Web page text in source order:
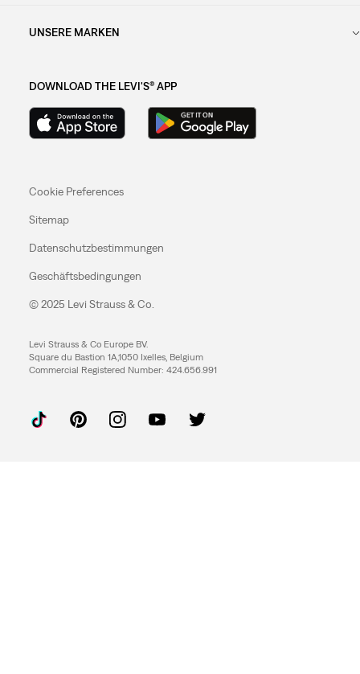
UNSERE MARKEN
DOWNLOAD THE LEVI'S® APP
Cookie Preferences
Sitemap
Datenschutzbestimmungen
Geschäftsbedingungen
© 2025 Levi Strauss & Co.
Levi Strauss & Co Europe BV.
Square du Bastion 1A,1050 Ixelles, Belgium
Commercial Registered Number: 424.656.991